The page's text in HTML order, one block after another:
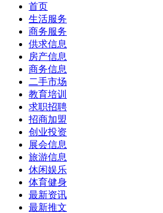
首页
生活服务
商务服务
供求信息
房产信息
商务信息
二手市场
教育培训
求职招聘
招商加盟
创业投资
展会信息
旅游信息
休闲娱乐
体育健身
最新资讯
最新推文